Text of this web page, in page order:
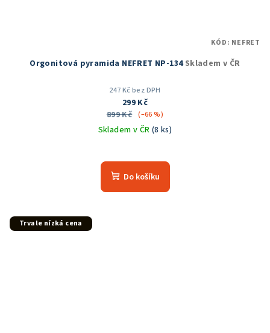
Orgonitová pyramida NEFRET NP-134Skladem v ČR
247 Kč bez DPH
299 Kč
899 Kč (–66 %)
Skladem v ČR (8 ks)
Do košíku
KÓD: NEFRET
Trvale nízká cena